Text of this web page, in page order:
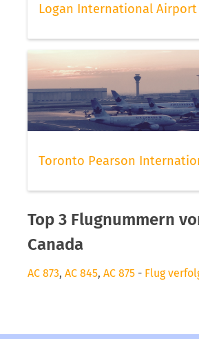
Logan International Airport
Toronto Pearson
Top 3 Flugnummern
Canada
AC 873, AC 845, AC 875 - Flug